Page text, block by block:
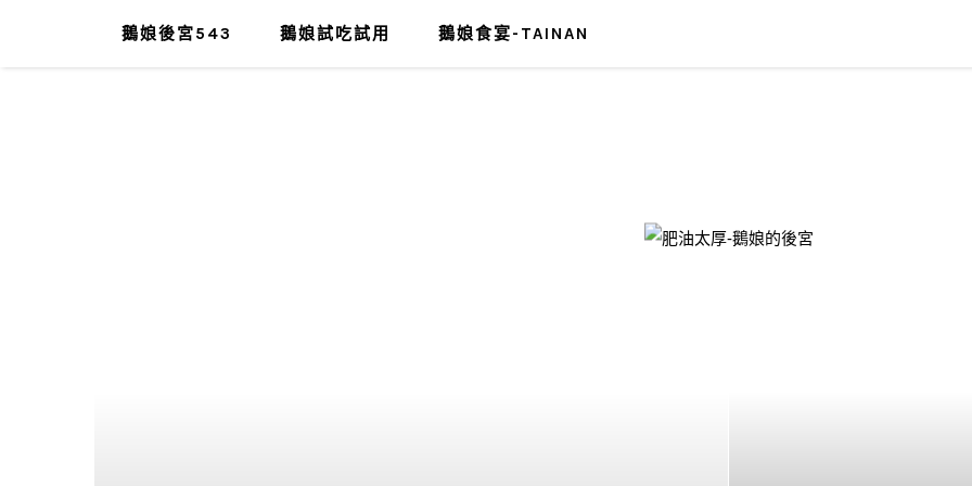
鵝娘後宮543 鵝娘試吃試用 鵝娘食宴-TAINAN
肥油太厚-鵝娘的後宮